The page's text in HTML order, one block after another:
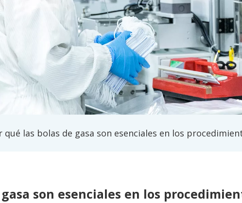
qué las bolas de gasa son esenciales en los
son esenciales en los